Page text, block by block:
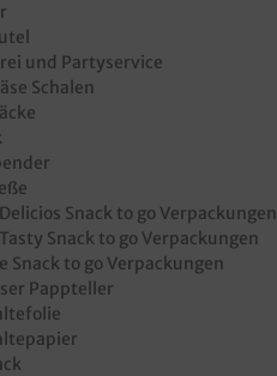
und Partyservice
Schalen
Snack to go Verpackungen
Snack to go Verpackungen
Snack to go Verpackungen
Pappteller